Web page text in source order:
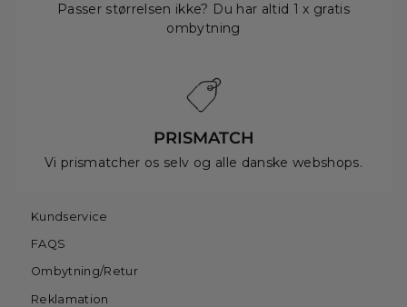
Passer størrelsen ikke? Du har altid 1 x gratis
ombytning
PRISMATCH
Vi prismatcher os selv og alle danske webshops.
Kundservice
FAQS
Ombytning/Retur
Reklamation